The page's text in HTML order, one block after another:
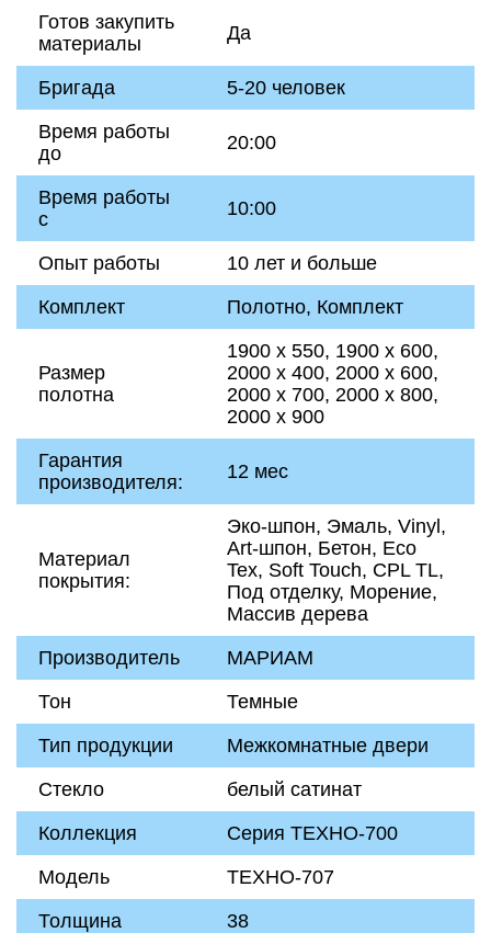
Готов закупить
материалы
Да
Бригада
5-20 человек
Время работы
до
20:00
Время работы
с
10:00
Опыт работы
10 лет и больше
Комплект
Полотно, Комплект
Размер
полотна
1900 х 550, 1900 х 600,
2000 х 400, 2000 х 600,
2000 х 700, 2000 х 800,
2000 х 900
Гарантия
производителя:
12 мес
Материал
покрытия:
Эко-шпон, Эмаль, Vinyl,
Art-шпон, Бетон, Eco
Tex, Soft Touch, CPL TL,
Под отделку, Морение,
Массив дерева
Производитель
МАРИАМ
Тон
Темные
Тип продукции
Межкомнатные двери
Стекло
белый сатинат
Коллекция
Серия ТЕХНО-700
Модель
ТЕХНО-707
Толщина
38